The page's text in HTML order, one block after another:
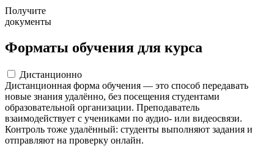
Получите
документы
Форматы обучения для курса
Дистанционно
Дистанционная форма обучения — это способ передавать
новые знания удалённо, без посещения студентами
образовательной организации. Преподаватель
взаимодействует с учениками по аудио- или видеосвязи.
Контроль тоже удалённый: студенты выполняют задания и
отправляют на проверку онлайн.